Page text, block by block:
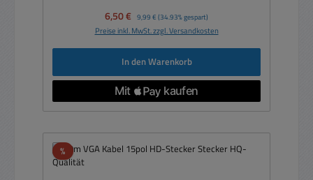
Verkaufspreis:
6,50 € Regulärer Preis:
9,99 € (34.93% gespart)
Preise inkl. MwSt. zzgl. Versandkosten
In den Warenkorb
%Rabatt